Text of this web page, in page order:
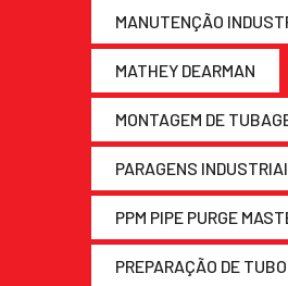
MANUTENÇÃO
MATHEY DEARMAN
MONTAGEM DE
PARAGENS
PPM PIPE PURGE
PREPARAÇÃO DE